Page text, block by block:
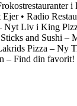
i
Ejer• Radio
Nyt Liv i King
and Sushi –
Pizza – Ny
– Find din favorit!